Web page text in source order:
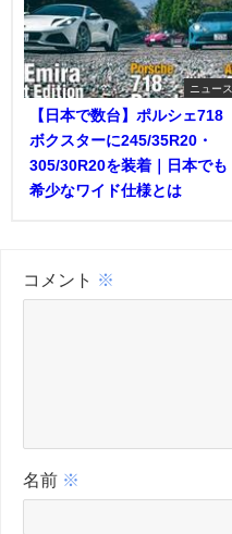
ニュース
【日本で数台】ポルシェ718
ボクスターに245/35R20・
305/30R20を装着｜日本でも
希少なワイド仕様とは
コメント ※
名前 ※